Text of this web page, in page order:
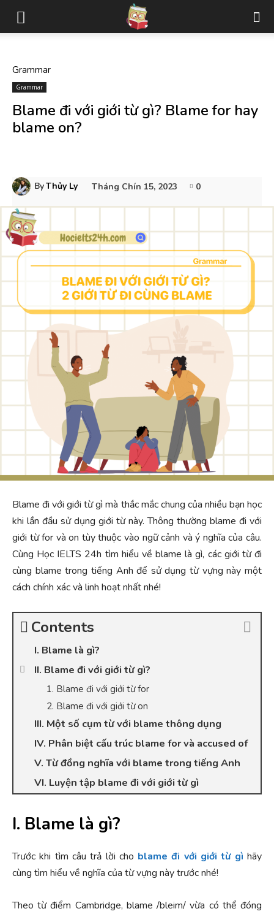
Grammar
Grammar
Blame đi với giới từ gì? Blame for hay
blame on?
ByThủy Ly Tháng Chín 15, 2023 0
Blame đi với giới từ gì mà thắc mắc chung của nhiều bạn học
khi lần đầu sử dụng giới từ này. Thông thường blame đi với
giới từ for và on tùy thuộc vào ngữ cảnh và ý nghĩa của câu.
Cùng Học IELTS 24h tìm hiểu về blame là gì, các giới từ đi
cùng blame trong tiếng Anh để sử dụng từ vựng này một
cách chính xác và linh hoạt nhất nhé!
Contents
I. Blame là gì?
II. Blame đi với giới từ gì?
1. Blame đi với giới từ for
2. Blame đi với giới từ on
III. Một số cụm từ với blame thông dụng
IV. Phân biệt cấu trúc blame for và accused of
V. Từ đồng nghĩa với blame trong tiếng Anh
VI. Luyện tập blame đi với giới từ gì
I. Blame là gì?
Trước khi tìm câu trả lời cho blame đi với giới từ gì hãy
cùng tìm hiểu về nghĩa của từ vựng này trước nhé!
Theo từ điểm Cambridge, blame /bleim/ vừa có thể đóng